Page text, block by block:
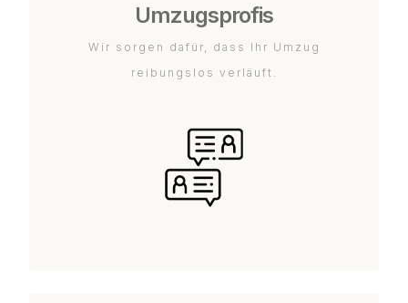
Umzugsprofis
Wir sorgen dafür, dass Ihr Umzug
reibungslos verläuft.